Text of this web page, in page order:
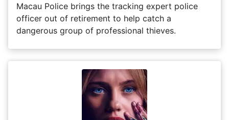
Macau Police brings the tracking expert police
officer out of retirement to help catch a
dangerous group of professional thieves.